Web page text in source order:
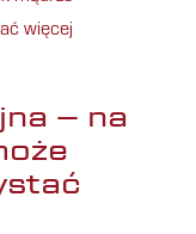
więcej
– na